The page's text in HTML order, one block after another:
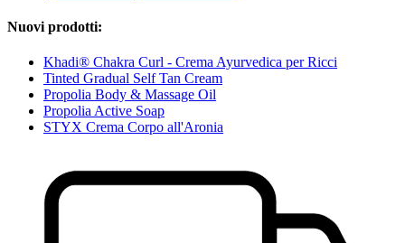
Nuovi prodotti:
Khadi® Chakra Curl - Crema Ayurvedica per Ricci
Tinted Gradual Self Tan Cream
Propolia Body & Massage Oil
Propolia Active Soap
STYX Crema Corpo all'Aronia